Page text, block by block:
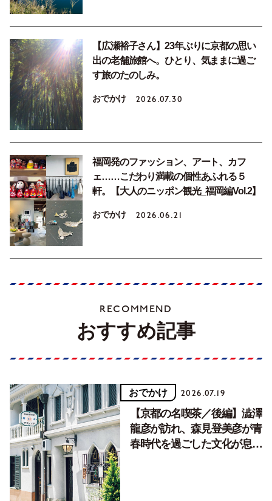
【広瀬裕子さん】23年ぶりに京都の思い
出の老舗旅館へ。ひとり、気ままに過ご
す旅のたのしみ。
おでかけ 2026.07.30
福岡発のファッション、アート、カフ
ェ……こだわり満載の個性あふれる５
軒。【大人のニッポン観光_福岡編Vol.2】
おでかけ 2026.06.21
RECOMMEND
おすすめ記事
おでかけ 2026.07.19
【京都の名喫茶／後編】澁澤
龍彦が訪れ、森見登美彦が青
春時代を過ごした文化が息づ